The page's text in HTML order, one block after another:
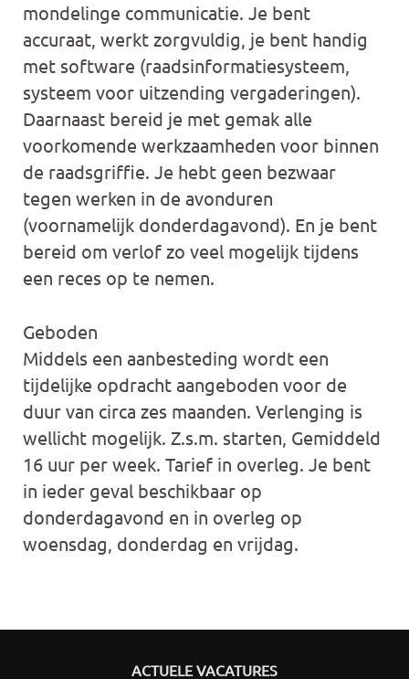
mondelinge communicatie. Je bent
accuraat, werkt zorgvuldig, je bent handig
met software (raadsinformatiesysteem,
systeem voor uitzending vergaderingen).
Daarnaast bereid je met gemak alle
voorkomende werkzaamheden voor binnen
de raadsgriffie. Je hebt geen bezwaar
tegen werken in de avonduren
(voornamelijk donderdagavond). En je bent
bereid om verlof zo veel mogelijk tijdens
een reces op te nemen.
Geboden
Middels een aanbesteding wordt een
tijdelijke opdracht aangeboden voor de
duur van circa zes maanden. Verlenging is
wellicht mogelijk. Z.s.m. starten, Gemiddeld
16 uur per week. Tarief in overleg. Je bent
in ieder geval beschikbaar op
donderdagavond en in overleg op
woensdag, donderdag en vrijdag.
ACTUELE VACATURES